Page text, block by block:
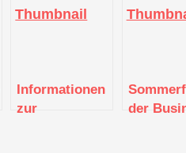
Informationen
zur
der